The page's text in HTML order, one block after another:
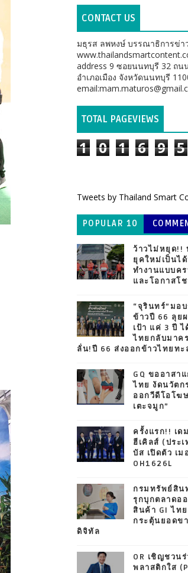
CONTACT US
มธุรส ลพหงษ์ บรรณาธิการข่า
address 9 ซอยนนทบุรี 32 ถ
อำเภอเมือง จังหวัดนนทบุรี
TOTAL PAGEVIEWS
1 0 1 6 9 5
Tweets by Thailand Smart
POPULAR 10
ว้าวไม่หยุด!!
ยุคใหม่เป็นไ
ทำงานแบบคร
และโอกาสโ
“จุรินทร์”มอ
ข้าวปี 66 ลุย
เป้า แค่ 3 ปี
ไทยกลับมาค
ลั่น!ปี 66 ส่งออกข้าวไทยท
GQ ขออาสา
ไทย งัดนวัตก
ออกวีดีโอโฆ
เตะจมูก”
ครั้งแรก!! เด
ฮีเคิลส์ (ประ
บัส เปิดตัว เม
OH1626L
กรมทรัพย์สิน
รุกบุกตลาดอ
สินค้า GI ไท
กระตุ้นยอดข
ดิจิทัล
OR เชิญชวน
พลาสติกใส